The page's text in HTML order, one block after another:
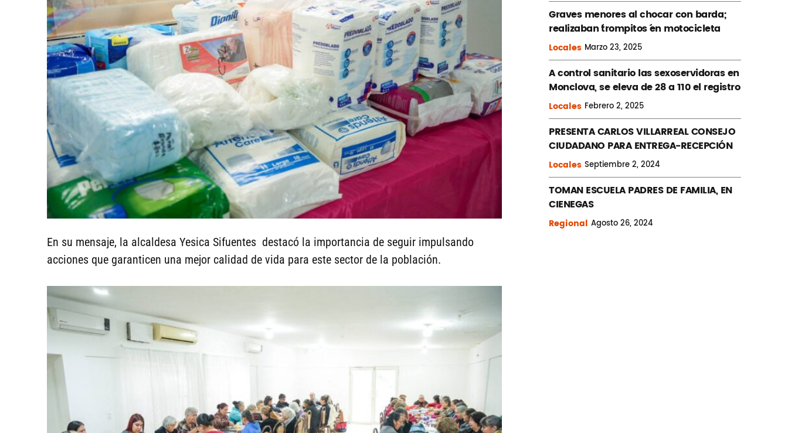
En su mensaje, la alcaldesa Yesica Sifuentes destacó la importancia de seguir impulsando
acciones que garanticen una mejor calidad de vida para este sector de la población.
Graves menores al chocar con barda;
realizaban ´trompitos ´en motocicleta
Locales Marzo23, 2025
A control sanitario las sexoservidoras en
Monclova, se eleva de 28 a 110 el registro
Locales Febrero2, 2025
PRESENTA CARLOS VILLARREAL CONSEJO
CIUDADANO PARA ENTREGA-RECEPCIÓN
Locales Septiembre2, 2024
TOMAN ESCUELA PADRES DE FAMILIA, EN
CIENEGAS
Regional Agosto26, 2024